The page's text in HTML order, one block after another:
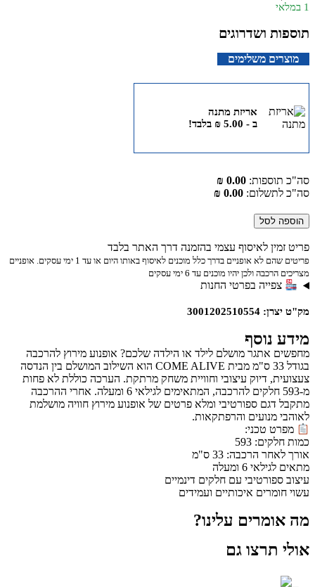
1 במלאי
תוספות ושדרוגים
מוצרים משלימים
אריזת מתנה
ב -
₪5.00 בלבד!
סה"כ תוספות: 0.00 ₪
סה"כ לתשלום: 0.00 ₪
הוספה לסל
פריט זמין לאיסוף עצמי בהזמנה דרך האתר בלבד
פריטים שהם לא אופניים בדרך כלל מוכנים לאיסוף באותו היום או עד 1 ימי עסקים. אופניים
מצריכים הרכבה ולכן יהיו מוכנים עד 6 ימי עסקים
צפייה בפרטי החנות
מק"ט יצרן: 3001202510554
מידע נוסף
מחפשים אתגר מושלם לילד או הילדה שלכם? אופנוע מירוץ להרכבה
בגודל 33 ס"מ מבית COME ALIVE הוא השילוב המושלם בין הנדסה
צעצועית, דיוק עיצובי וחוויית משחק מרתקת. הערכה כוללת לא פחות
מ-593 חלקים להרכבה, המתאימים לגילאי 6 ומעלה. אחרי ההרכבה
מתקבל דגם ספורטיבי ומלא פרטים של אופנוע מירוץ חוויה מושלמת
לאוהבי מנועים והרפתקאות.
מפרט טכני:
כמות חלקים: 593
אורך לאחר הרכבה: 33 ס"מ
מתאים לגילאי 6 ומעלה
עיצוב ספורטיבי עם חלקים דינמיים
עשוי חומרים איכותיים ועמידים
מה אומרים עלינו?
אולי תרצו גם